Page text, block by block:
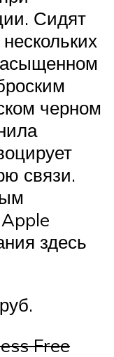
Сидят
черном
связи.
здесь
Free